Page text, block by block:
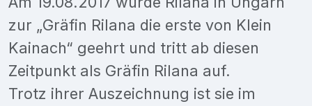
zur „Gräfin Rilana die erste von Klein
Kainach“ geehrt und tritt ab diesen
Zeitpunkt als Gräfin Rilana auf.
Trotz ihrer Auszeichnung ist sie im